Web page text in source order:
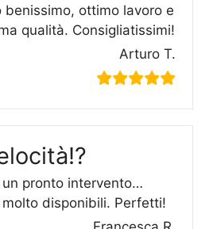
benissimo, ottimo lavoro e
qualità. Consigliatissimi!
Arturo T.
pronto intervento…
disponibili. Perfetti!